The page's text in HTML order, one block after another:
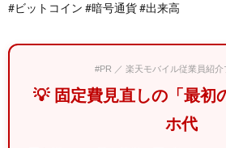
#ビットコイン #暗号通貨 #出来高
#PR ／ 楽天モバイル従業員紹介
💡 固定費見直しの「最初
ホ代